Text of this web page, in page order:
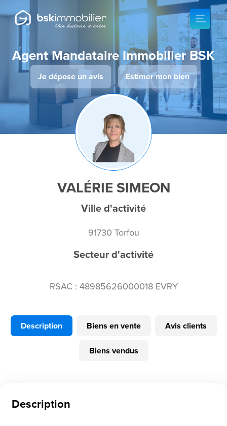
Agent Mandataire Immobilier BSK
Je dépose un avis Estimer mon bien
VALÉRIE SIMEON
Ville d'activité
91730 Torfou
Secteur d'activité
RSAC : 48985626000018 EVRY
Description Biens en vente Avis clients
Biens vendus
Description